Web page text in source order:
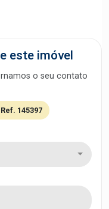
este imóvel
o seu contato
Ref. 145397